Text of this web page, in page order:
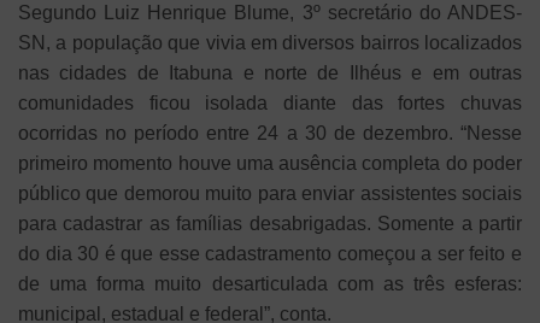
Segundo Luiz Henrique Blume, 3º secretário do ANDES-
SN, a população que vivia em diversos bairros localizados
nas cidades de Itabuna e norte de Ilhéus e em outras
comunidades ficou isolada diante das fortes chuvas
ocorridas no período entre 24 a 30 de dezembro. “Nesse
primeiro momento houve uma ausência completa do poder
público que demorou muito para enviar assistentes sociais
para cadastrar as famílias desabrigadas. Somente a partir
do dia 30 é que esse cadastramento começou a ser feito e
de uma forma muito desarticulada com as três esferas:
municipal, estadual e federal”, conta.